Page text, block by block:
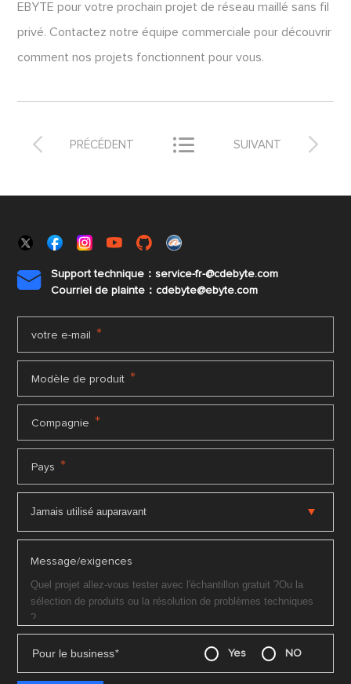
EBYTE pour votre prochain projet de réseau maillé sans fil
privé. Contactez notre équipe commerciale pour découvrir
comment nos projets fonctionnent pour vous.
 PRÉCÉDENT  
SUIVANT

Support technique：service-fr-@cdebyte.com
Courriel de plainte：cdebyte@ebyte.com
votre e-mail *
Modèle de produit *
Compagnie *
Pays *
Message/exigences
Pour le business* Yes NO